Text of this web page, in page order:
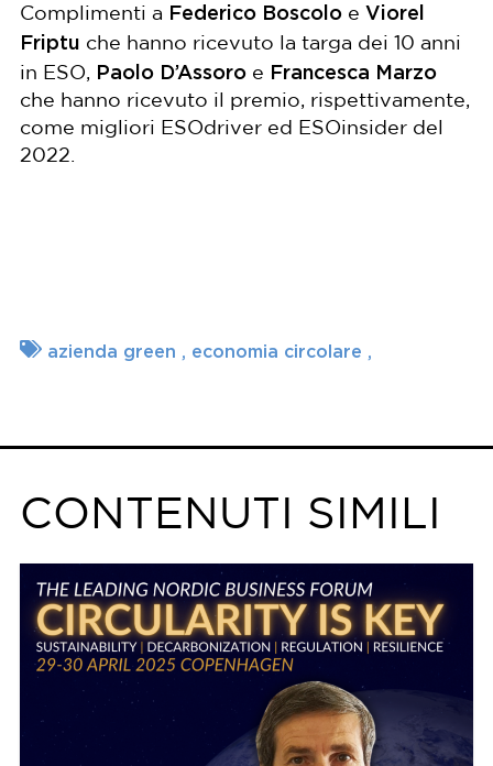
Complimenti a Federico Boscolo e Viorel
Friptu che hanno ricevuto la targa dei 10 anni
in ESO, Paolo D’Assoro e Francesca Marzo
che hanno ricevuto il premio, rispettivamente,
come migliori ESOdriver ed ESOinsider del
2022.
azienda green economia circolare
CONTENUTI SIMILI